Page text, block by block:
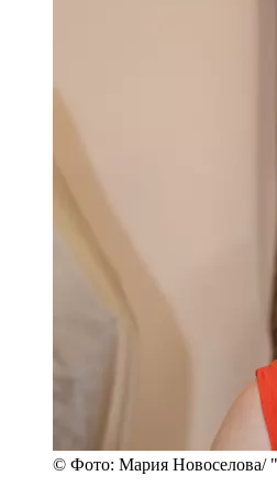
© Фото: Мария Новоселова/